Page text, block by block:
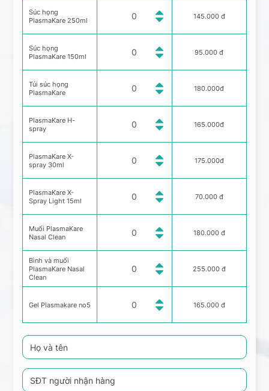
Súc họng
PlasmaKare 250ml
Súc họng
PlasmaKare 150ml
Túi súc họng
PlasmaKare
PlasmaKare H-
spray
PlasmaKare X-
spray 30ml
PlasmaKare X-
Spray Light 15ml
Muối PlasmaKare
Nasal Clean
Bình và muối
PlasmaKare Nasal
Clean
Gel Plasmakare no5
145.000 đ
95.000 đ
180.000đ
165.000đ
175.000đ
70.000 đ
180.000 đ
255.000 đ
165.000 đ